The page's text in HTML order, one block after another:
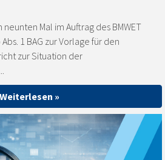
Mal im Auftrag des BMWET
1 BAG zur Vorlage für den
zur Situation der
Weiterlesen »